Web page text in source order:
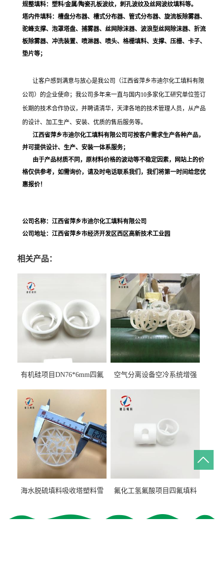
规整填料：塑料/金属/陶瓷孔板波纹，刺孔波纹及丝网波纹填料等。
塔内件填料：槽盘分布器、槽式分布器、管式分布器、旋流板除雾器、
驼峰支撑、泡罩塔盘、捕雾器、丝网除沫器、波浪型丝网除沫器、折流
板除雾器、冲洗装置、喷淋器、喷头、格栅填料、支撑、压栅、卡子、
垫片等；
让客户感到满意与放心是我公司（江西省萍乡市迪尔化工填料有限
公司）的企业使命；我公司多年来一直与国内10多家化工研究单位签订
长期的技术合作协议，并聘请清华，天津各地的技术管理人员，从产品
的设计、加工生产、安装、优质的售后服务等。
江西省萍乡市迪尔化工填料有限公司可按客户需求生产各种产品，
并可提供设计、生产、安装一体系服务；
由于产品材质不同，原材料价格的波动等不稳定因素，网站上的价
格仅供参考，如需询价，请及时电话联系我们，我们将第一时间给您优
惠报价！
公司名称：江西省萍乡市迪尔化工填料有限公司
公司地址：江西省萍乡市经济开发区西区高新技术工业园
相关产品：
有机硅项目DN76*6mm四氟
空气分离设备空冷系统增强
海水脱硫填料吸收塔塑料雪
氟化工氢氟酸项目四氟填料
蚀